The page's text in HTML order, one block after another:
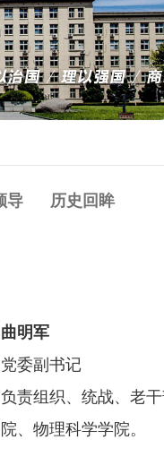
导 历史回眸
曲明军
党委副书记
负责组织、统战、老
院、物理科学学院。